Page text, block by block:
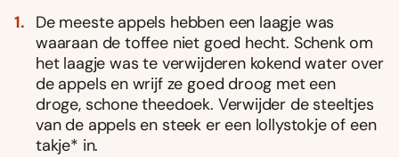
De meeste appels hebben een laagje was
waaraan de toffee niet goed hecht. Schenk om
het laagje was te verwijderen kokend water over
de appels en wrijf ze goed droog met een
droge, schone theedoek. Verwijder de steeltjes
van de appels en steek er een lollystokje of een
takje* in.